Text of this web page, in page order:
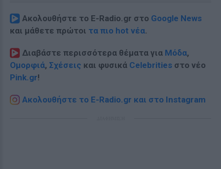
Ακολουθήστε το E-Radio.gr στο Google News
και μάθετε πρώτοι τα πιο hot νέα.
Διαβάστε περισσότερα θέματα για Μόδα,
Ομορφιά, Σχέσεις και φυσικά Celebrities στο νέο
Pink.gr!
Ακολουθήστε το E-Radio.gr και στο Instagram